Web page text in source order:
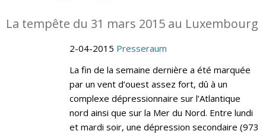
La tempête du 31 mars 2015 au Luxembourg
2-04-2015 Presseraum
La fin de la semaine dernière a été marquée
par un vent d’ouest assez fort, dû à un
complexe dépressionnaire sur l’Atlantique
nord ainsi que sur la Mer du Nord. Entre lundi
et mardi soir, une dépression secondaire (973